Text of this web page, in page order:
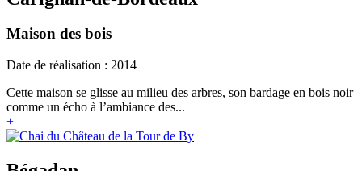
Maison des bois
Date de réalisation : 2014
Cette maison se glisse au milieu des arbres, son bardage en bois noir
comme un écho à l’ambiance des...
+